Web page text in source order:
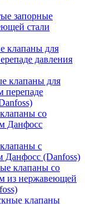
запорные
стали
клапаны для
давления
клапаны для
перепаде
со
Данфосс
с
(Danfoss)
клапаны со
из нержавеющей
клапаны